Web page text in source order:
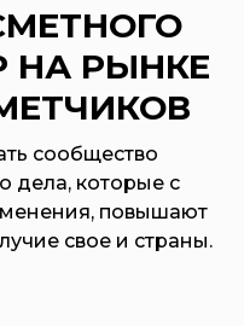
НА РЫНКЕ
сообщество
дела, которые с
повышают
свое и страны.